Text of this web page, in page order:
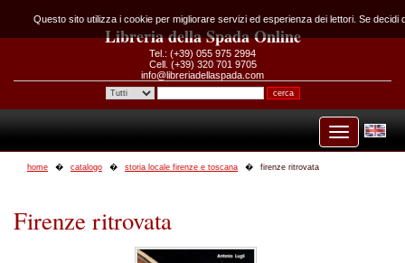
Libreria della Spada Online
Tel.: (+39) 055 975 2994
Cell. (+39) 320 701 9705
info@libreriadellaspada.com
home catalogo storia locale firenze e toscana firenze ritrovata
Firenze ritrovata
Questo sito utilizza i cookie per migliorare servizi ed esperienza dei lettori. Se